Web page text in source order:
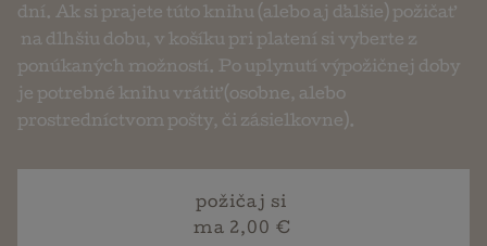
dní. Ak si prajete túto knihu (alebo aj ďalšie) požičať
na dlhšiu dobu, v košíku pri platení si vyberte z
ponúkaných možností. Po uplynutí výpožičnej doby
je potrebné knihu vrátiť (osobne, alebo
prostredníctvom pošty, či zásielkovne).
požičaj si
ma 2,00 €